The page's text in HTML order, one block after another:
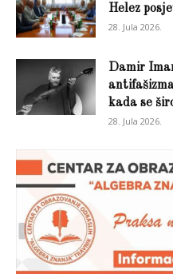
Helez
28. Jula 2026.
Damir
kada se
28. Jula 2026.